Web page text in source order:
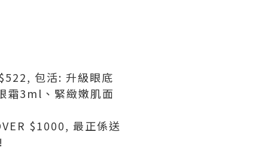
包活: 升級眼底
霜3ml、緊緻嫩肌面
$1000, 最正係送